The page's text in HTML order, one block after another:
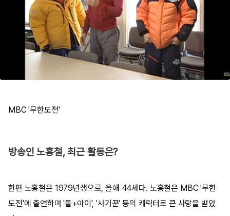
MBC '무한도전'
방송인 노홍철, 최근 활동은?
한편 노홍철은 1979년생으로, 올해 44세다. 노홍철은 MBC '무한
도전'에 출연하며 '돌+아이', '사기꾼' 등의 캐릭터로 큰 사랑을 받았